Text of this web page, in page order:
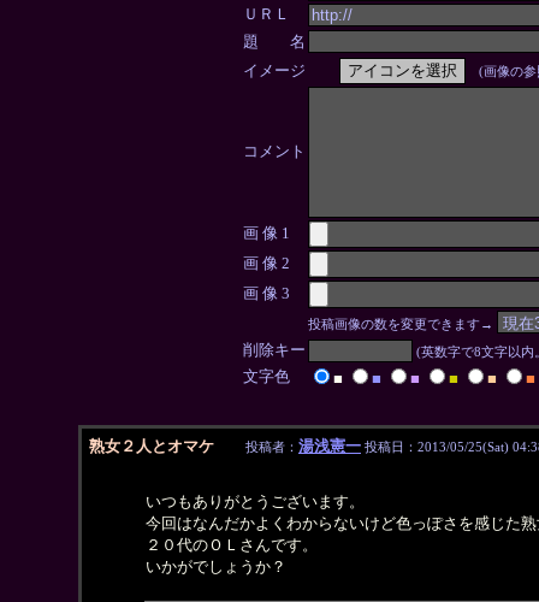
ＵＲＬ
題 名
イメージ
(画像の参
コメント
画 像 1
画 像 2
画 像 3
投稿画像の数を変更できます→
削除キー (英数字で8文字以内
文字色 ■ ■ ■ ■ ■ ■
熟女２人とオマケ 投稿者： 湯浅憲一 投稿日：2013/05/25(Sat)
いつもありがとうございます。
今回はなんだかよくわからないけど色っぽさを感じた
２０代のＯＬさんです。
いかがでしょうか？